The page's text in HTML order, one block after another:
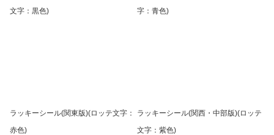
文字：黒色)
字：青色)
ラッキーシール(関東版)(ロッテ文字：
赤色)
ラッキーシール(関西・中部版)(ロッテ
文字：紫色)